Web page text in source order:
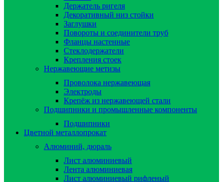
Держатель ригеля
Декоративный низ стойки
Заглушки
Повороты и соединители труб
Фланцы настенные
Стеклодержатели
Крепления стоек
Нержавеющие метизы
Проволока нержавеющая
Электроды
Крепёж из нержавеющей стали
Подшипники и промышленные компоненты
Подшипники
Цветной металлопрокат
Алюминий, дюраль
Лист алюминиевый
Лента алюминиевая
Лист алюминиевый рифленый